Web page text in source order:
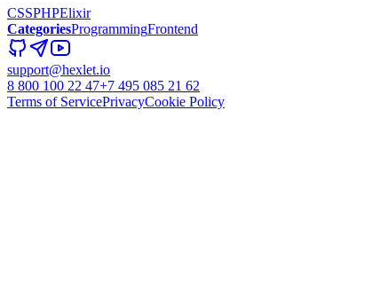
CSSPHPElixir
CategoriesProgrammingFrontend
support@hexlet.io
8 800 100 22 47+7 495 085 21 62
Terms of ServicePrivacyCookie Policy